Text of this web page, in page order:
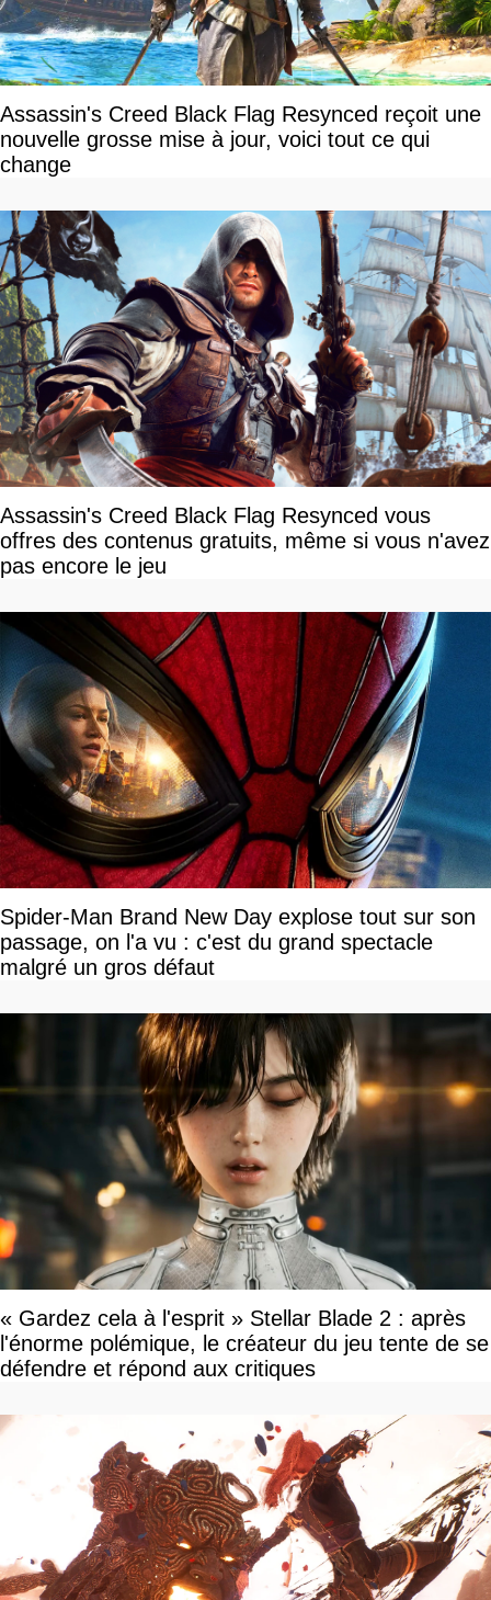
Assassin's Creed Black Flag Resynced reçoit une
nouvelle grosse mise à jour, voici tout ce qui
change
Assassin's Creed Black Flag Resynced vous
offres des contenus gratuits, même si vous n'avez
pas encore le jeu
Spider-Man Brand New Day explose tout sur son
passage, on l'a vu : c'est du grand spectacle
malgré un gros défaut
« Gardez cela à l'esprit » Stellar Blade 2 : après
l'énorme polémique, le créateur du jeu tente de se
défendre et répond aux critiques